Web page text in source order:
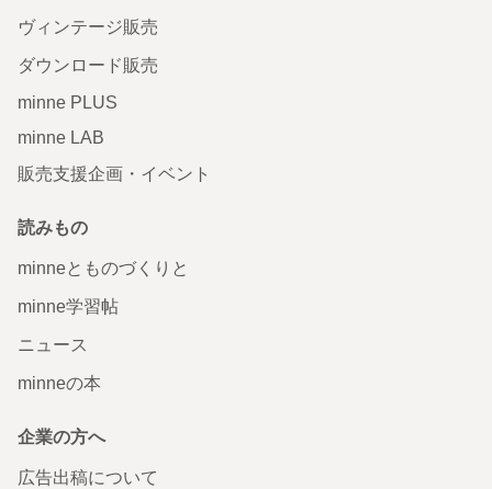
ヴィンテージ販売
ダウンロード販売
minne PLUS
minne LAB
販売支援企画・イベント
読みもの
minneとものづくりと
minne学習帖
ニュース
minneの本
企業の方へ
広告出稿について